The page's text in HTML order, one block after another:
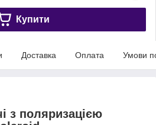
Купити
Доставка Оплата Умови
з поляризацією